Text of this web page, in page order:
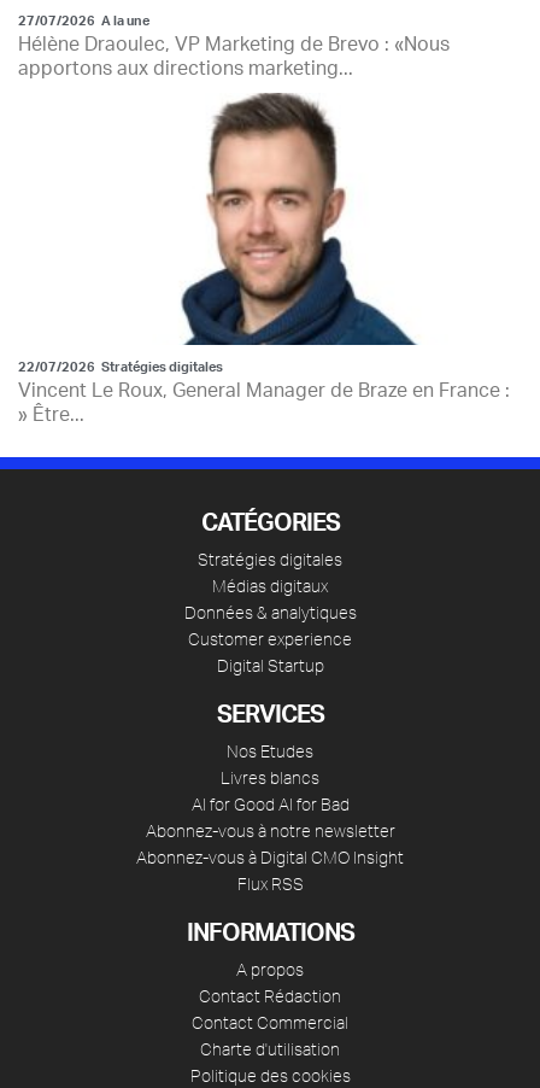
27/07/2026 A la une
Hélène Draoulec, VP Marketing de Brevo : «Nous
apportons aux directions marketing...
22/07/2026 Stratégies digitales
Vincent Le Roux, General Manager de Braze en France :
» Être...
CATÉGORIES
Stratégies digitales
Médias digitaux
Données & analytiques
Customer experience
Digital Startup
SERVICES
Nos Etudes
Livres blancs
AI for Good AI for Bad
Abonnez-vous à notre newsletter
Abonnez-vous à Digital CMO Insight
Flux RSS
INFORMATIONS
A propos
Contact Rédaction
Contact Commercial
Charte d'utilisation
Politique des cookies